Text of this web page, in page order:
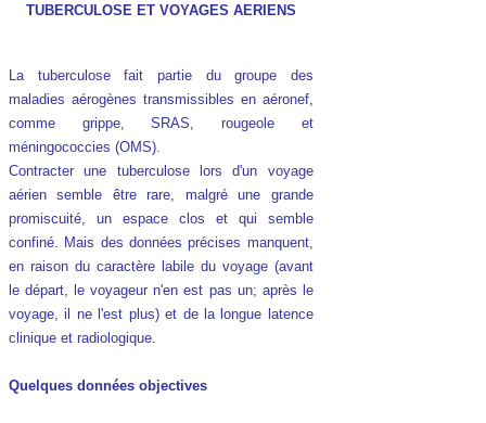
TUBERCULOSE ET VOYAGES AERIENS
La tuberculose fait partie du groupe des
maladies aérogènes transmissibles en aéronef,
comme grippe, SRAS, rougeole et
méningococcies (OMS).
Contracter une tuberculose lors d'un voyage
aérien semble être rare, malgré une grande
promiscuité, un espace clos et qui semble
confiné. Mais des données précises manquent,
en raison du caractère labile du voyage (avant
le départ, le voyageur n'en est pas un; après le
voyage, il ne l'est plus) et de la longue latence
clinique et radiologique.
Quelques données objectives